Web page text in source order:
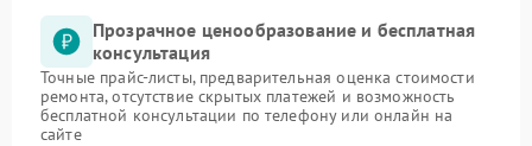
Прозрачное ценообразование и бесплатная
консультация
Точные прайс-листы, предварительная оценка стоимости
ремонта, отсутствие скрытых платежей и возможность
бесплатной консультации по телефону или онлайн на
сайте